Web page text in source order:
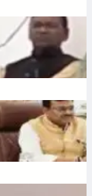
का शराबबंदी पर बड़ा
ने दिए सख्त निर्देश